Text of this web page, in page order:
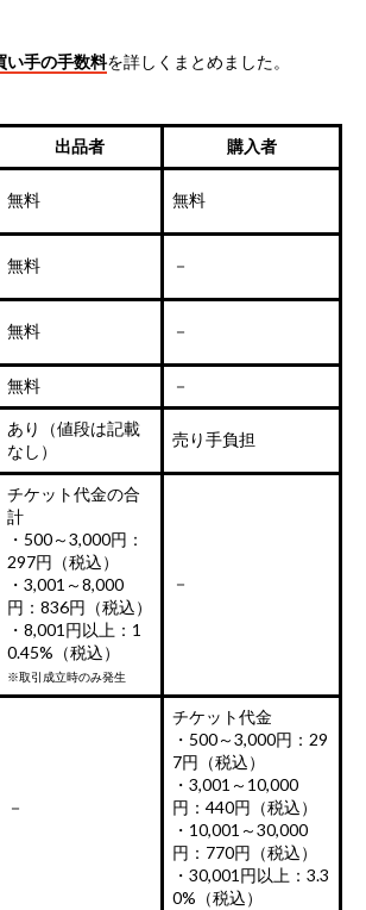
い手の手数料を詳しくまとめました。
出品者 購入者
無料 無料
無料 －
無料 －
無料 －
あり（値段は記載
なし）
売り手負担
チケット代金の合
計
・500～3,000円：
297円（税込）
・3,001～8,000
円：836円（税込）
・8,001円以上：1
0.45%（税込）
※取引成立時のみ発生
－
－
チケット代金
・500～3,000円：29
7円（税込）
・3,001～10,000
円：440円（税込）
・10,001～30,000
円：770円（税込）
・30,001円以上：3.3
0%（税込）